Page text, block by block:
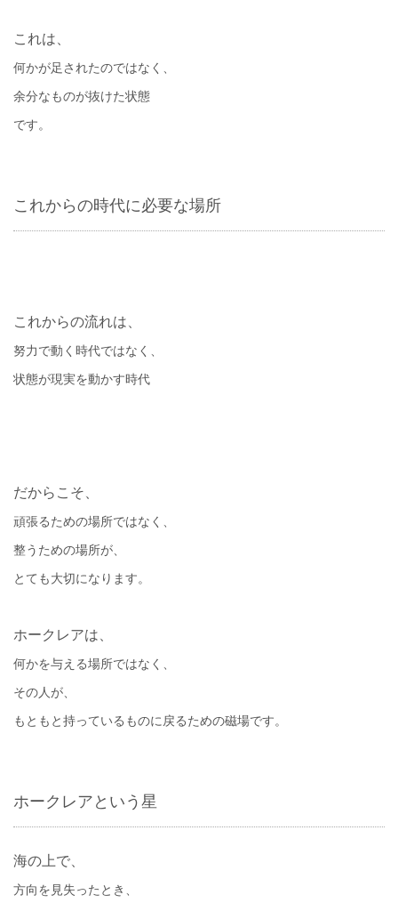
これは、
何かが足されたのではなく、
余分なものが抜けた状態
です。
これからの時代に必要な場所
これからの流れは、
努力で動く時代ではなく、
状態が現実を動かす時代
だからこそ、
頑張るための場所ではなく、
整うための場所が、
とても大切になります。
ホークレアは、
何かを与える場所ではなく、
その人が、
もともと持っているものに戻るための磁場です。
ホークレアという星
海の上で、
方向を見失ったとき、